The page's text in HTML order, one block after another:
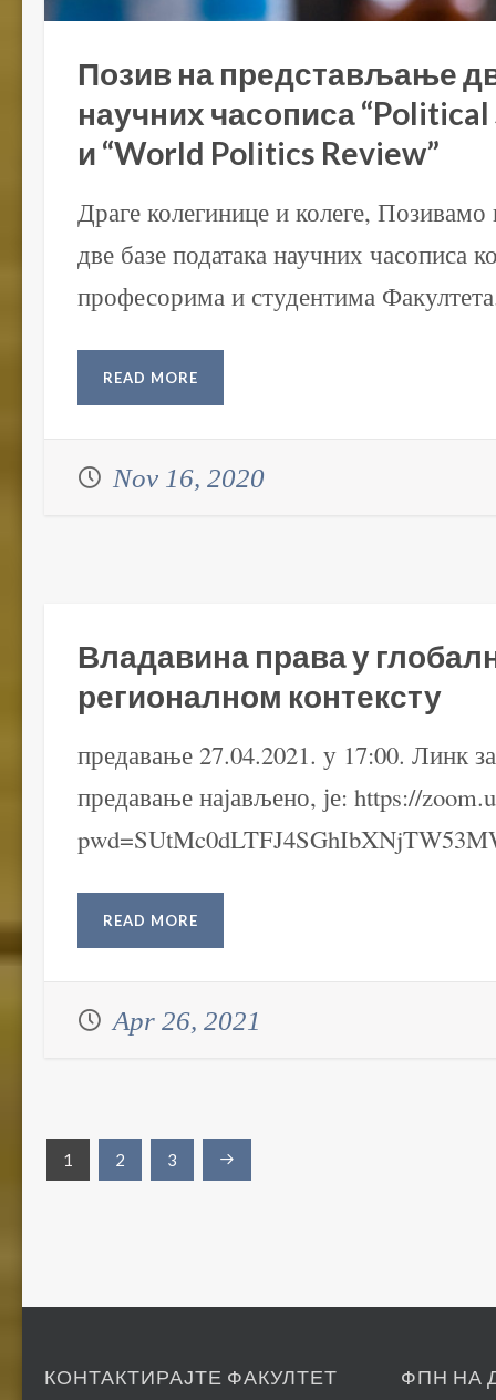
Позив на представљање
научних часописа
и “World Politics Review”
Драге колегинице и колеге,
две базе података научних часописа
професорима и студентима
READ MORE
Nov 16, 2020
Владавина права у
регионалном контексту
предавање 27.04.2021. у 17:00. Линк
предавање најављено, је: https://
READ MORE
Apr 26, 2021
Posts
1 2 3
КОНТАКТИРАЈТЕ ФАКУЛТЕТ
ФПН НА